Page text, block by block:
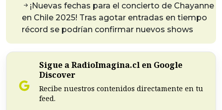
¡Nuevas fechas para el concierto de Chayanne
en Chile 2025! Tras agotar entradas en tiempo
récord se podrían confirmar nuevos shows
Sigue a RadioImagina.cl en Google
Discover
Recibe nuestros contenidos directamente en tu
feed.